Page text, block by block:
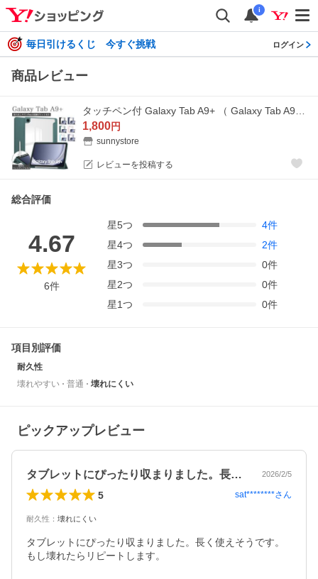
i
毎日引けるくじ 今すぐ挑戦 ログイン
商品レビュー
1,800円
sunnystore
レビューを投稿する
総合評価
4.67
6件
星5つ 4件
星4つ 2件
星3つ 0件
星2つ 0件
星1つ 0件
項目別評価
耐久性
壊れやすい
普通 壊れにくい
ピックアップレビュー
タブレットにぴったり収まりました。長く… 2026/2/5
5 sat********さん
耐久性 ： 壊れにくい
タブレットにぴったり収まりました。長く使えそうです。
もし壊れたらリピートします。